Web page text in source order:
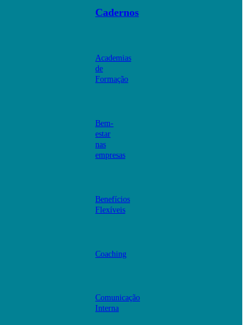
Cadernos
Academias
de
Formação
Bem-
estar
nas
empresas
Benefícios
Flexíveis
Coaching
Comunicação
Interna